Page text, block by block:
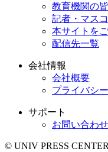
教育機関の
記者・マス
本サイトを
配信先一覧
会社情報
会社概要
プライバシ
サポート
お問い合わせ
© UNIV PRESS